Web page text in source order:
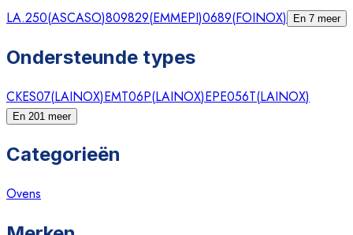
LA.250(ASCASO)809829(EMMEPI)0689(FOINOX) En 7 meer
Ondersteunde types
CKES07(LAINOX)EMT06P(LAINOX)EPE056T(LAINOX)
En 201 meer
Categorieën
Ovens